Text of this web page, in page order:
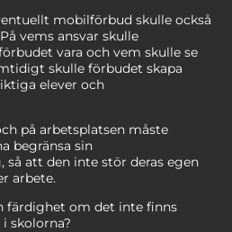
mobilförbud skulle också
vems ansvar skulle
vara och vem skulle se
skulle förbudet skapa
elever och
på arbetsplatsen måste
begränsa sin
att den inte stör deras egen
arbete.
färdighet om det inte finns
skolorna?